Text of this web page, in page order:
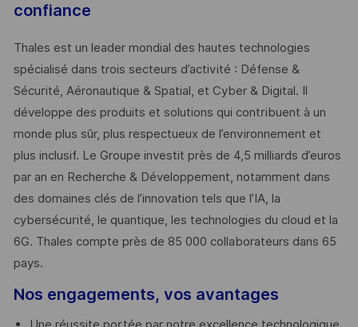
confiance
Thales est un leader mondial des hautes technologies
spécialisé dans trois secteurs d’activité : Défense &
Sécurité, Aéronautique & Spatial, et Cyber & Digital. Il
développe des produits et solutions qui contribuent à un
monde plus sûr, plus respectueux de l’environnement et
plus inclusif. Le Groupe investit près de 4,5 milliards d’euros
par an en Recherche & Développement, notamment dans
des domaines clés de l’innovation tels que l’IA, la
cybersécurité, le quantique, les technologies du cloud et la
6G. Thales compte près de 85 000 collaborateurs dans 65
pays. ​
Nos engagements, vos avantages